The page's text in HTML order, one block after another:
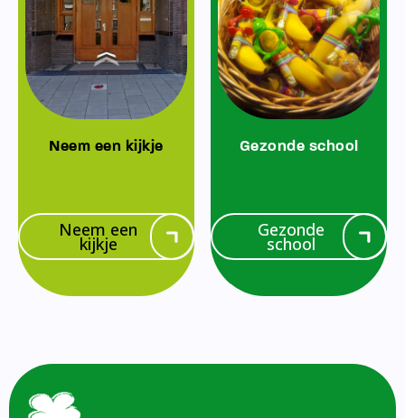
Neem een kijkje
Neem een
kijkje
Gezonde school
Gezonde
school